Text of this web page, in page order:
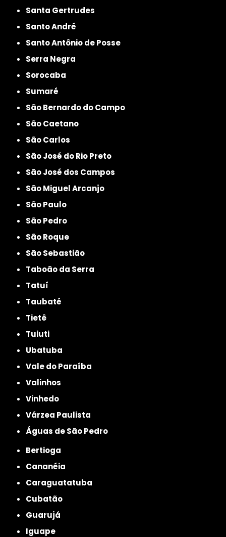
Santa Gertrudes
Santo André
Santo Antônio de Posse
Serra Negra
Sorocaba
Sumaré
São Bernardo do Campo
São Caetano
São Carlos
São José do Rio Preto
São José dos Campos
São Miguel Arcanjo
São Paulo
São Pedro
São Roque
São Sebastião
Taboão da Serra
Tatuí
Taubaté
Tietê
Tuiuti
Ubatuba
Vale do Paraíba
Valinhos
Vinhedo
Várzea Paulista
Águas de São Pedro
Bertioga
Cananéia
Caraguatatuba
Cubatão
Guarujá
Iguape